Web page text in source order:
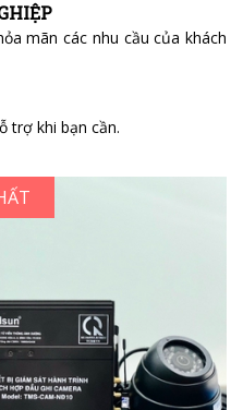
mãn các nhu cầu của khách
trợ khi bạn cần.